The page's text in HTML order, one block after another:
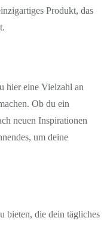
Produkt, das
hier eine Vielzahl an
Ob du ein
neuen Inspirationen
um deine
bieten, die dein tägliches